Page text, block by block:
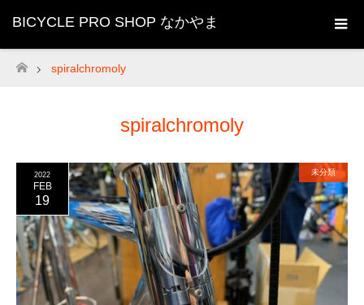
BICYCLE PRO SHOP なかやま
ホーム
spiralchromoly
spiralchromoly
2022
FEB
19
未分類